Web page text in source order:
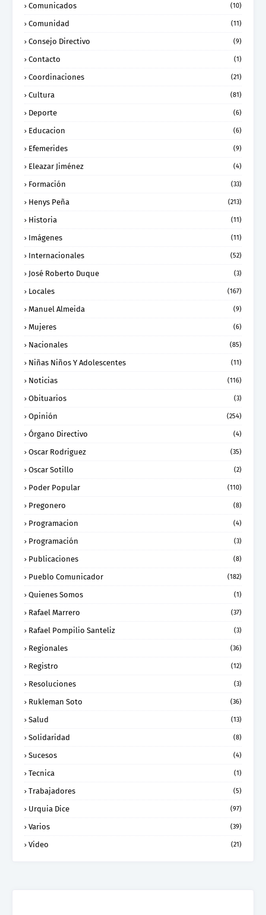
Comunicados (10)
Comunidad (11)
Consejo Directivo (9)
Contacto (1)
Coordinaciones (21)
Cultura (81)
Deporte (6)
Educacion (6)
Efemerides (9)
Eleazar Jiménez (4)
Formación (33)
Henys Peña (213)
Historia (11)
Imágenes (11)
Internacionales (52)
José Roberto Duque (3)
Locales (167)
Manuel Almeida (9)
Mujeres (6)
Nacionales (85)
Niñas Niños Y Adolescentes (11)
Noticias (116)
Obituarios (3)
Opinión (254)
Órgano Directivo (4)
Oscar Rodriguez (35)
Oscar Sotillo (2)
Poder Popular (110)
Pregonero (8)
Programacion (4)
Programación (3)
Publicaciones (8)
Pueblo Comunicador (182)
Quienes Somos (1)
Rafael Marrero (37)
Rafael Pompilio Santeliz (3)
Regionales (36)
Registro (12)
Resoluciones (3)
Rukleman Soto (36)
Salud (13)
Solidaridad (8)
Sucesos (4)
Tecnica (1)
Trabajadores (5)
Urquia Dice (97)
Varios (39)
Video (21)